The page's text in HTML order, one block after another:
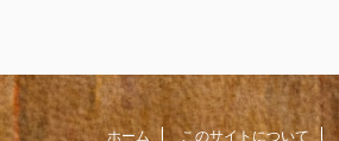
ホーム このサイトについて